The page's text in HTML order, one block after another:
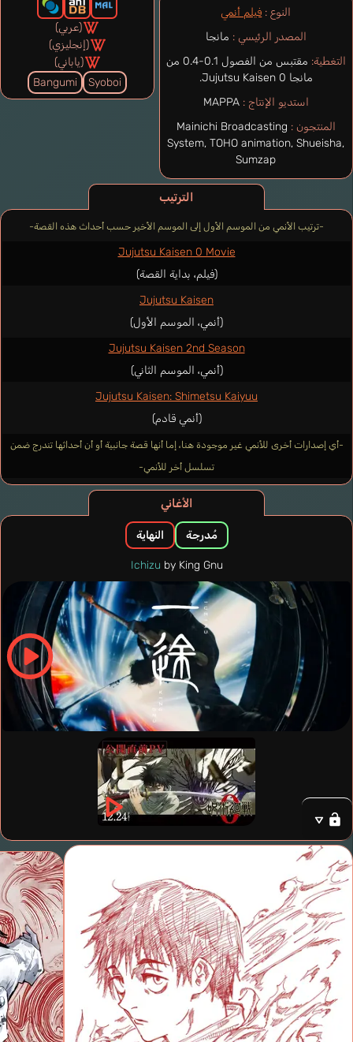
النوع : فيلم أنمي
المصدر الرئيسي : مانجا
التغطية:
مقتبس من الفصول 0.1-0.4 من
مانجا Jujutsu Kaisen 0.
استديو الإنتاج : MAPPA
المنتجون : Mainichi Broadcasting
System, TOHO animation, Shueisha,
Sumzap
الترتيب
-ترتيب الأنمي من الموسم الأول إلى الموسم الأخير حسب أحداث هذه القصة-
Jujutsu Kaisen 0 Movie
(فيلم، بداية القصة)
Jujutsu Kaisen
(أنمي، الموسم الأول)
Jujutsu Kaisen 2nd Season
(أنمي، الموسم الثاني)
Jujutsu Kaisen: Shimetsu Kaiyuu
(أنمي قادم)
-أي إصدارات أخرى للأنمي غير موجودة هنا، إما أنها قصة جانبية أو أن أحداثها تندرج ضمن
تسلسل أخر للأنمي-
الأغاني
مُدرجة النهاية
Ichizu by King Gnu
(عربي)
(إنجليزي)
(ياباني)
Syoboi
Bangumi